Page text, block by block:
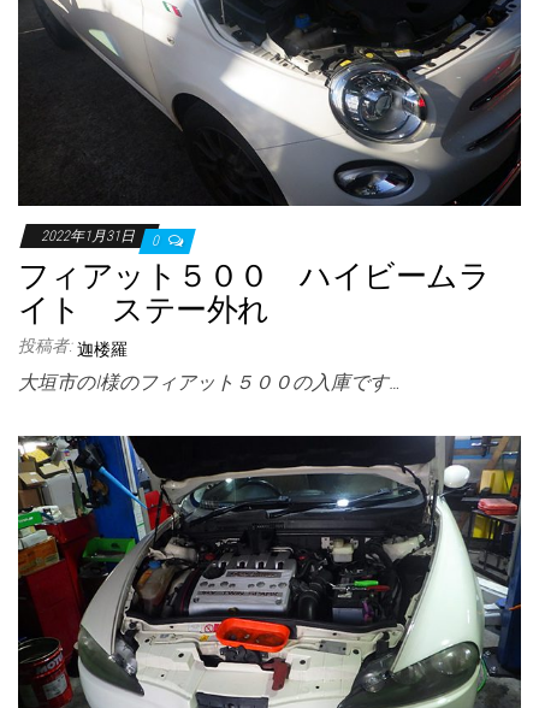
2022年1月31日 0
フィアット５００ ハイビームラ
イト ステー外れ
投稿者: 迦楼羅
大垣市のI様のフィアット５００の入庫です…